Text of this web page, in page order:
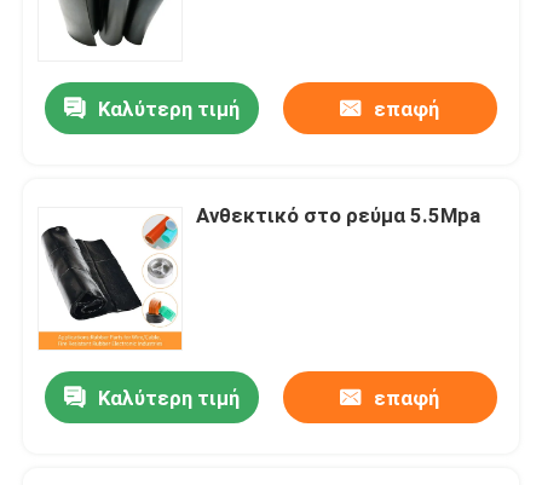
Καλύτερη τιμή επαφή
Ανθεκτικό στο ρεύμα 5.5Mpa
Καλύτερη τιμή επαφή